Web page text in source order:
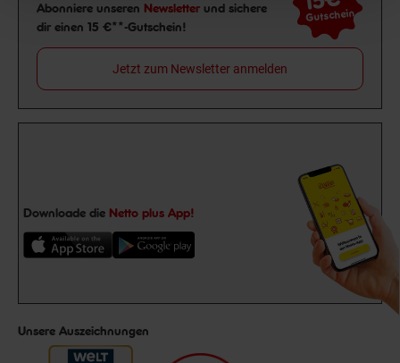
Newsletter Anmeldung
Abonniere unseren Newsletter und sichere
dir einen 15 €**-Gutschein!
Gutschein
Jetzt zum Newsletter anmelden
Downloade die Netto plus App!
Unsere Auszeichnungen